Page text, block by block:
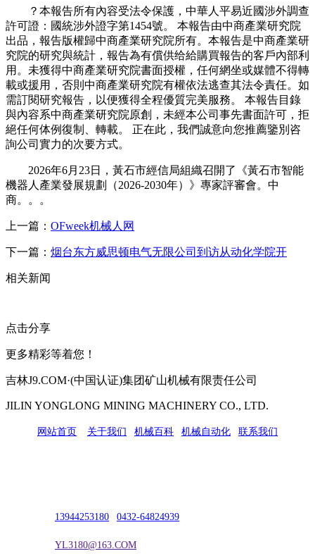
？本報告所有內容受法令保護，中華人平易近國涉外調查
許可證：國統涉外證字第1454號。 本報告由中商產業研究院
出品，報告版權歸中商產業研究院所有。本報告是中商產業研
究院的研究與統計，報告為有償供给給購買報告的客戶內部利
用。未獲得中商產業研究院書面授權，任何網坐或媒體不得轉
載或援用，否則中商產業研究院有權依法逃查其法令責任。如
需訂閱研究報告，以便獲得全程優質完美服務。 本報告目錄
與內容系中商產業研究院原創，未經本公司事先書面許可，拒
絕任何体例復制、轉載。 正在此，我們誠意向您推薦鑒別咨
詢公司實力的次要方式。
2026年6月23日，黃石市經信局組織召開了《黃石市智能
機器人產業發展規劃（2026-2030年）》專家評審會。中
商。。。
上一篇： OFweek机械人网
下一篇： 烟台东方威思顿电气无限公司到访从动化学院开
相关新闻
点击分享
更多精彩等着您！
吉林J9.COM·(中国认证)集团矿山机械有限责任公司
JILIN YONGLONG MINING MACHINERY CO., LTD.
网站首页 关于我们 机械百科 机械自动化 联系我们
13944253180 0432-64824939
YL3180@163.COM